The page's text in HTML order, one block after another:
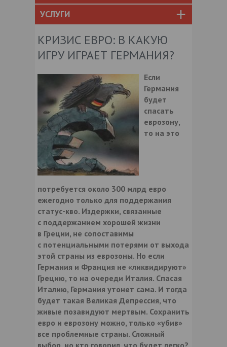
УСЛУГИ
КРИЗИС ЕВРО: В КАКУЮ
ИГРУ ИГРАЕТ ГЕРМАНИЯ?
Если
Германия
будет
спасать
еврозону,
то на это
потребуется около 300 млрд евро
ежегодно только для поддержания
статус-кво. Издержки, связанные
с поддержанием хорошей жизни
в Греции, не сопоставимы
с потенциальными потерями от выхода
этой страны из еврозоны. Но если
Германия и Франция не «ликвидируют»
Грецию, то на очереди Италия. Спасая
Италию, Германия утонет сама. И тогда
будет такая Великая Депрессия, что
живые позавидуют мертвым. Сохранить
евро и еврозону можно, только «убив»
все проблемные страны. Сложный
выбор, но кто говорил, что будет легко?